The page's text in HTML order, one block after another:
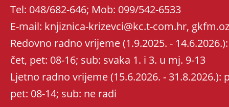
Tel: 048/682-646; Mob: 099/542-6533
E-mail: knjiznica-krizevci@kc.t-com.hr,
Redovno radno vrijeme (1.9.2025. -
čet, pet: 08-16; sub: svaka 1. i 3. u mj. 9-13
Ljetno radno vrijeme (15.6.2026. - 31.8.2026.):
pet: 08-14; sub: ne radi